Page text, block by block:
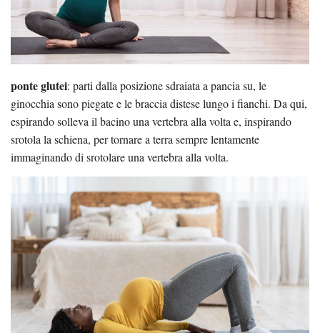
ponte glutei: parti dalla posizione sdraiata a pancia su, le
ginocchia sono piegate e le braccia distese lungo i fianchi. Da qui,
espirando solleva il bacino una vertebra alla volta e, inspirando
srotola la schiena, per tornare a terra sempre lentamente
immaginando di srotolare una vertebra alla volta.